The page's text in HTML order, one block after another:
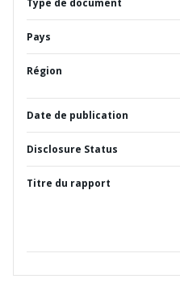
Type de document
Pays
Région
Date de publication
Disclosure Status
Titre du rapport